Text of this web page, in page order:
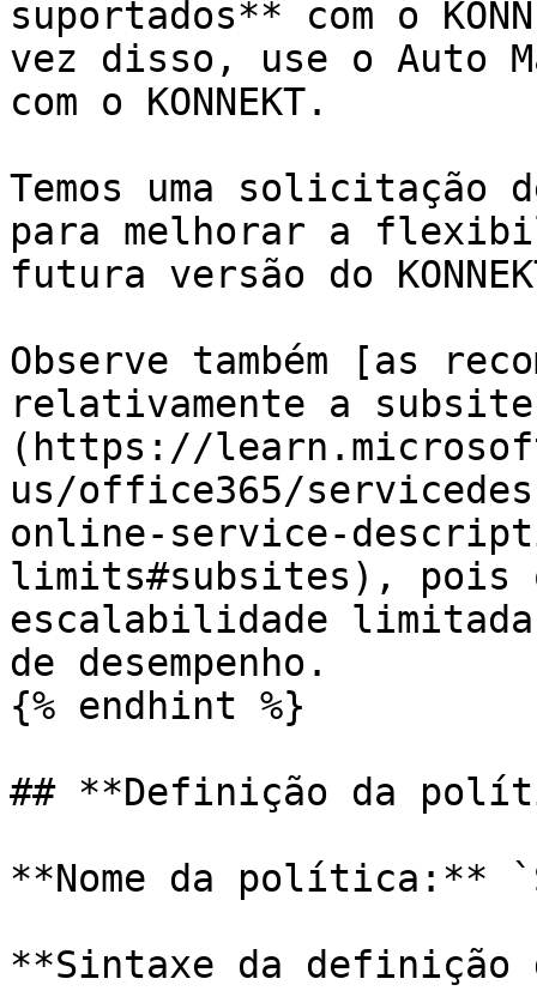
suportados** com o
vez disso, use o Auto
com o KONNEKT.
Temos uma solicitação
para melhorar a
futura versão do
Observe também [as
relativamente a
(https://
us/office365/
online-service-
limits#subsites), pois
escalabilidade limitada
de desempenho.
{% endhint %}
## **Definição da
**Nome da política:**
**Sintaxe da definição